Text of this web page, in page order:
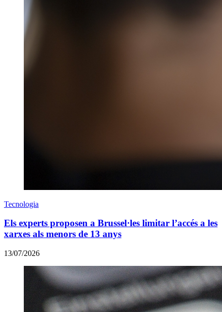
Tecnologia
Els experts proposen a Brussel·les limitar l’accés a les
xarxes als menors de 13 anys
13/07/2026